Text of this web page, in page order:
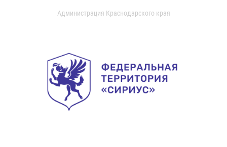
Администрация Краснодарского края